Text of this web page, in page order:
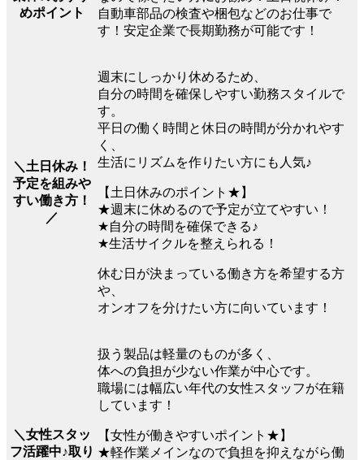
めポイント
自動車部品の検査や梱包などのお仕事で
す！安定企業で長期勤務が可能です！
＼土日休み！
予定を組みや
すい働き方！
／
週末にしっかり休めるため、
自分の時間を確保しやすい勤務スタイルで
す。
平日の働く時間と休日の時間が分かれやす
く、
生活にリズムを作りたい方にも人気♪
【土日休みのポイント★】
★週末に休めるので予定が立てやすい！
★自分の時間を確保できる♪
★生活サイクルを整えられる！
休む日が決まっている働き方を希望する方
や、
オンオフを分けたい方に向いています！
＼女性スタッ
フ活躍中♪取り
扱う製品は軽量のものが多く、
体への負担が少ない作業が中心です。
職場には幅広い年代の女性スタッフが在籍
しています！
【女性が働きやすいポイント★】
★軽作業メインなので負担を抑えながら働